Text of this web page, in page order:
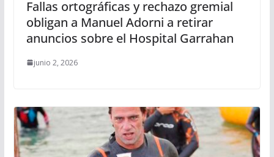
Fallas ortográficas y rechazo gremial
obligan a Manuel Adorni a retirar
anuncios sobre el Hospital Garrahan
junio 2, 2026